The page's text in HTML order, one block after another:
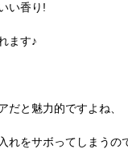
い香り!
ます♪
だと魅力的ですよね、
れをサボってしまうの